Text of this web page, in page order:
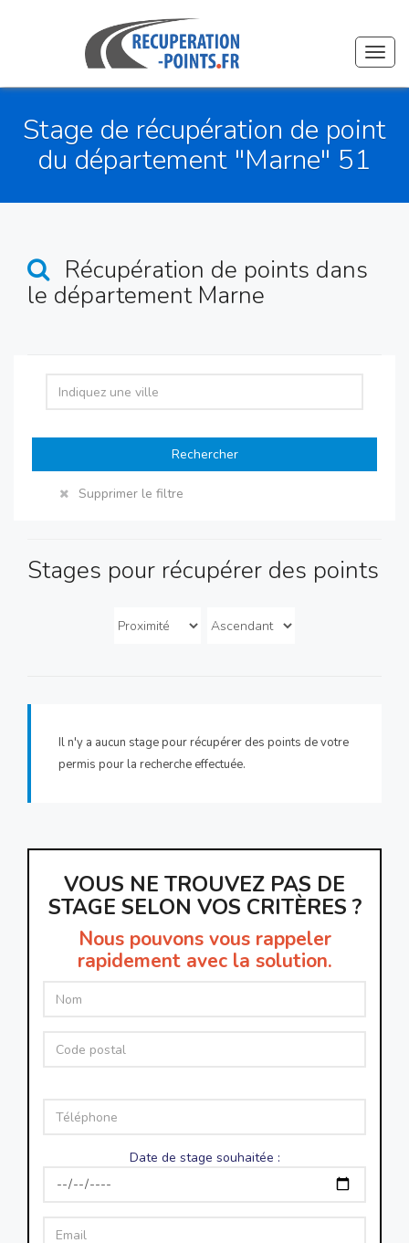
Stage de récupération de point
du département "Marne" 51
Récupération de points dans
le département Marne
Rechercher
Supprimer le filtre
Stages pour récupérer des points
Il n'y a aucun stage pour récupérer des points de votre
permis pour la recherche effectuée.
VOUS NE TROUVEZ PAS DE
STAGE SELON VOS CRITÈRES ?
Nous pouvons vous rappeler
rapidement avec la solution.
Date de stage souhaitée :